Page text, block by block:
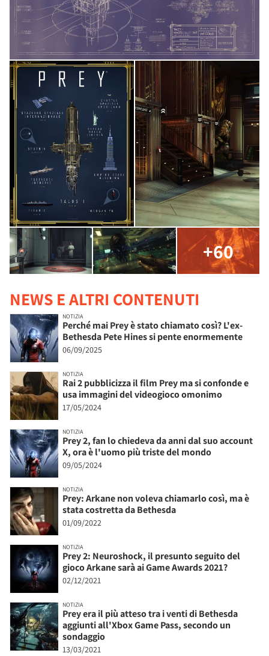
+60
NEWS E ALTRI CONTENUTI
NOTIZIA
Perché mai Prey è stato chiamato così? L'ex-
Bethesda Pete Hines si pente enormemente
06/09/2025
NOTIZIA
Rai 2 pubblicizza il film Prey ma si confonde e
usa immagini del videogioco omonimo
17/05/2024
NOTIZIA
Prey 2, fan lo chiedeva da anni dal suo account
X, ora è l'uomo più triste del mondo
09/05/2024
NOTIZIA
Prey: Arkane non voleva chiamarlo così, ma è
stata costretta da Bethesda
01/09/2022
NOTIZIA
Prey 2: Neuroshock, il presunto seguito del
gioco Arkane sarà ai Game Awards 2021?
02/12/2021
NOTIZIA
Prey era il più atteso tra i venti di Bethesda
aggiunti all'Xbox Game Pass, secondo un
sondaggio
13/03/2021